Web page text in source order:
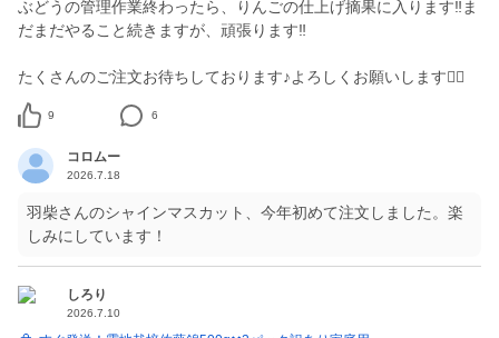
ぶどうの管理作業終わったら、りんごの仕上げ摘果に入ります‼️ま
だまだやること続きますが、頑張ります‼️
たくさんのご注文お待ちしております♪よろしくお願いします🙇‍♂️
9 6
コロムー
2026.7.18
羽柴さんのシャインマスカット、今年初めて注文しました。楽
しみにしています！
しろり
2026.7.10